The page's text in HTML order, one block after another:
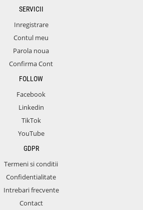
SERVICII
Inregistrare
Contul meu
Parola noua
Confirma Cont
FOLLOW
Facebook
Linkedin
TikTok
YouTube
GDPR
Termeni si conditii
Confidentialitate
Intrebari frecvente
Contact